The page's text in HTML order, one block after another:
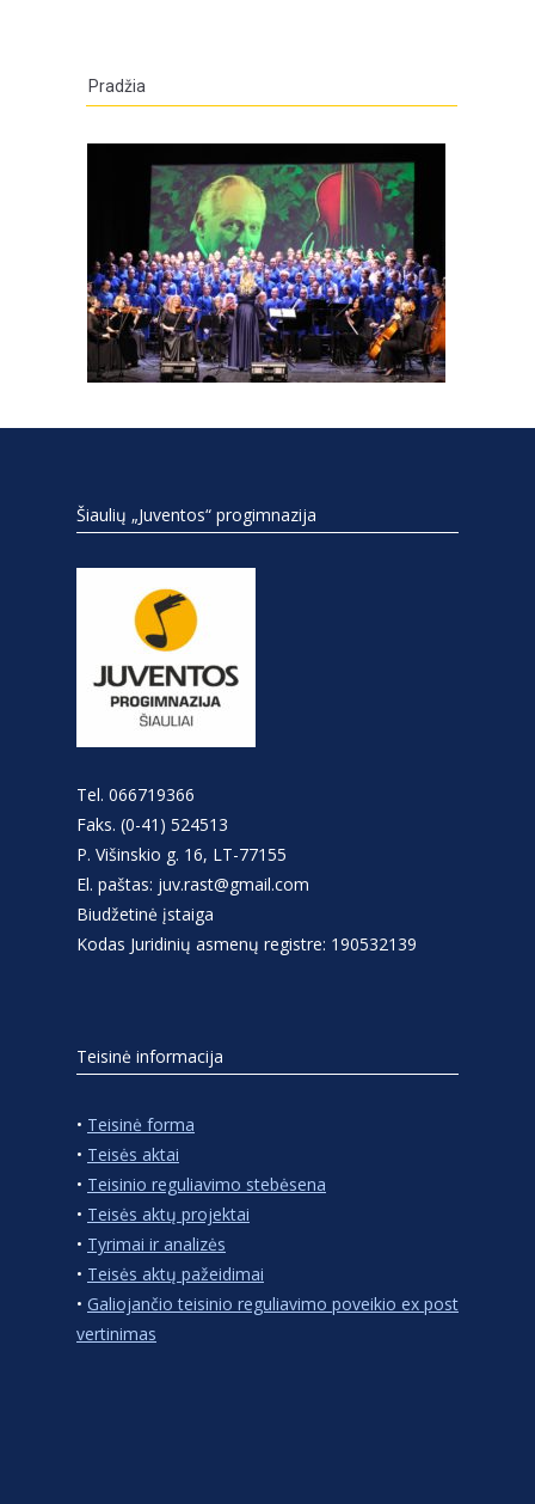
Pradžia
Šiaulių „Juventos“ progimnazija
Tel. 066719366
Faks. (0-41) 524513
P. Višinskio g. 16, LT-77155
El. paštas: juv.rast@gmail.com
Biudžetinė įstaiga
Kodas Juridinių asmenų registre: 190532139
Teisinė informacija
• Teisinė forma
• Teisės aktai
• Teisinio reguliavimo stebėsena
• Teisės aktų projektai
• Tyrimai ir analizės
• Teisės aktų pažeidimai
• Galiojančio teisinio reguliavimo poveikio ex post
vertinimas